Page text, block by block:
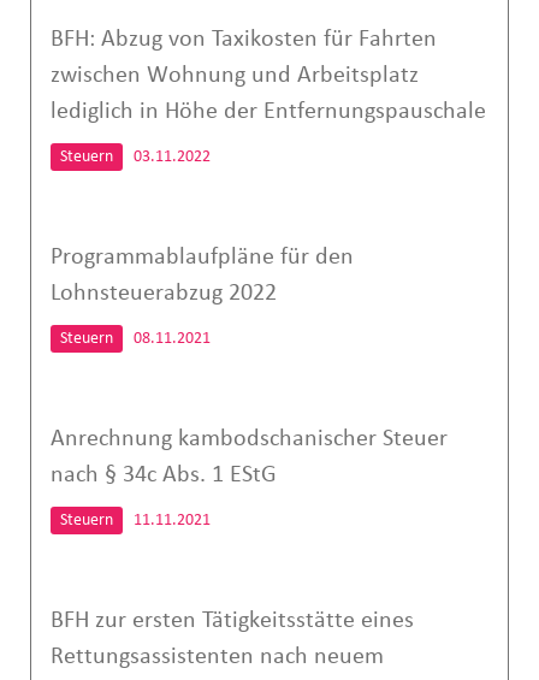
BFH: Abzug von Taxikosten für Fahrten
zwischen Wohnung und Arbeitsplatz
lediglich in Höhe der Entfernungspauschale
Steuern 03.11.2022
Programmablaufpläne für den
Lohnsteuerabzug 2022
Steuern 08.11.2021
Anrechnung kambodschanischer Steuer
nach § 34c Abs. 1 EStG
Steuern 11.11.2021
BFH zur ersten Tätigkeitsstätte eines
Rettungsassistenten nach neuem